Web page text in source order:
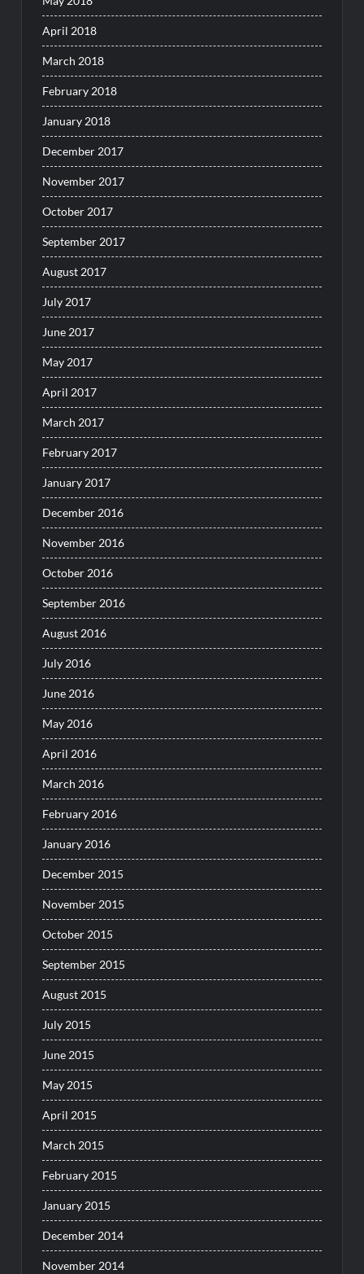
April 2018
March 2018
February 2018
January 2018
December 2017
November 2017
October 2017
September 2017
August 2017
July 2017
June 2017
May 2017
April 2017
March 2017
February 2017
January 2017
December 2016
November 2016
October 2016
September 2016
August 2016
July 2016
June 2016
May 2016
April 2016
March 2016
February 2016
January 2016
December 2015
November 2015
October 2015
September 2015
August 2015
July 2015
June 2015
May 2015
April 2015
March 2015
February 2015
January 2015
December 2014
November 2014